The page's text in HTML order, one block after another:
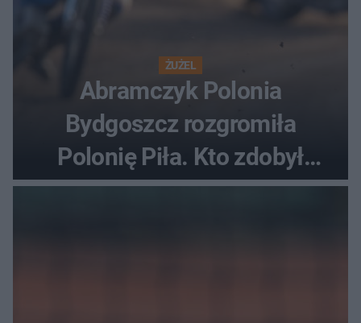
ŻUŻEL
Abramczyk Polonia
Bydgoszcz rozgromiła
Polonię Piła. Kto zdobył
najwięcej punktów?